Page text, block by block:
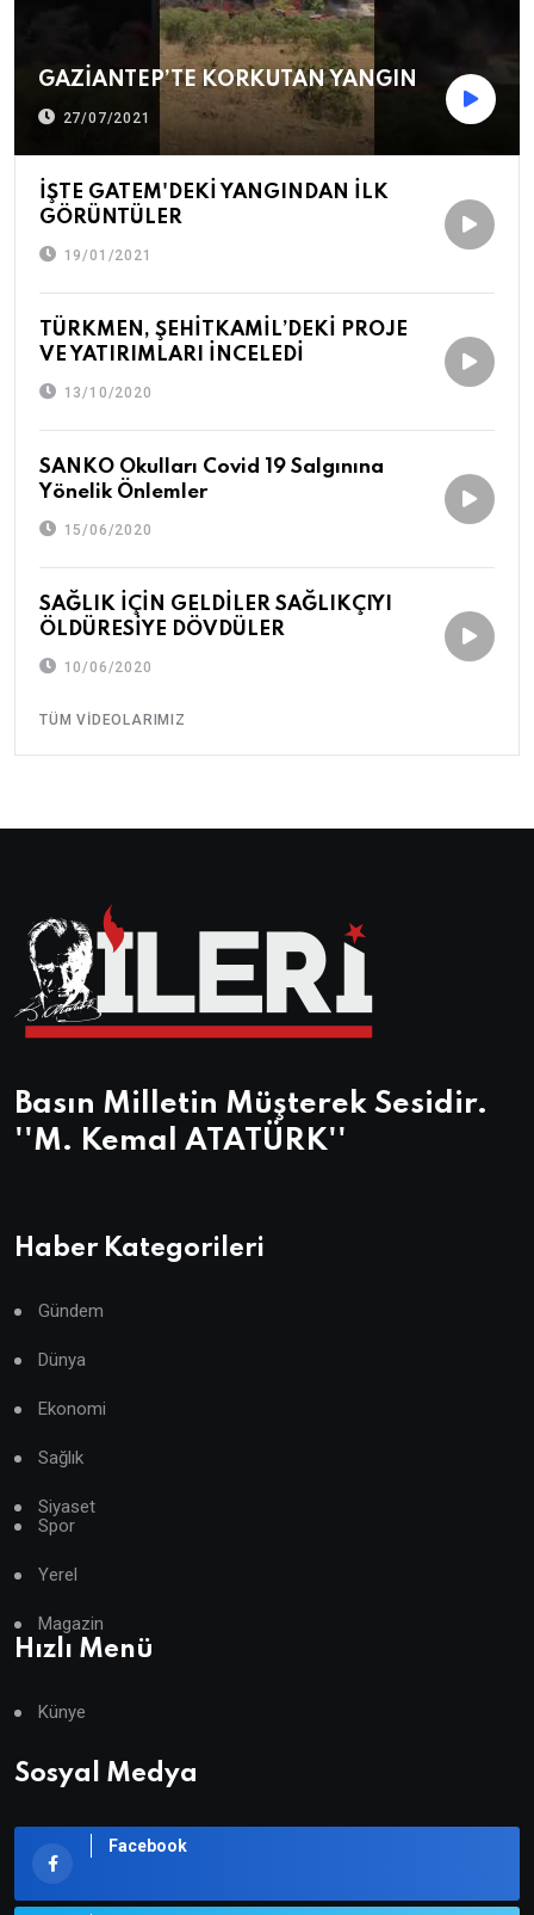
GAZİANTEP’TE KORKUTAN YANGIN
27/07/2021
İŞTE GATEM'DEKİ YANGINDAN İLK
GÖRÜNTÜLER
19/01/2021
TÜRKMEN, ŞEHİTKAMİL’DEKİ PROJE
VE YATIRIMLARI İNCELEDİ
13/10/2020
SANKO Okulları Covid 19 Salgınına
Yönelik Önlemler
15/06/2020
SAĞLIK İÇİN GELDİLER SAĞLIKÇIYI
ÖLDÜRESİYE DÖVDÜLER
10/06/2020
TÜM VIDEOLARIMIZ
Basın Milletin Müşterek Sesidir.
''M. Kemal ATATÜRK''
Haber Kategorileri
Gündem
Dünya
Ekonomi
Sağlık
Siyaset
Spor
Yerel
Magazin
Hızlı Menü
Künye
Sosyal Medya
Facebook